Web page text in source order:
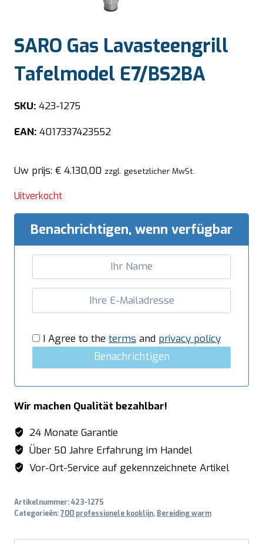
SARO Gas Lavasteengrill
Tafelmodel E7/BS2BA
SKU: 423-1275
EAN: 4017337423552
Uw prijs: € 4.130,00 zzgl. gesetzlicher MwSt.
Uitverkocht
Benachrichtigen, wenn verfügbar
I Agree to the terms and privacy policy
Benachrichtigen
Wir machen Qualität bezahlbar!
24 Monate Garantie
Über 50 Jahre Erfahrung im Handel
Vor-Ort-Service auf gekennzeichnete Artikel
Artikelnummer:423-1275
Categorieën:700 professionele kooklijn, Bereiding warm